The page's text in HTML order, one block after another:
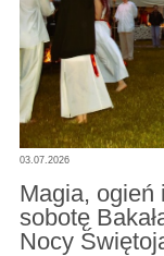
03.07.2026
Magia, ogień
sobotę
Nocy